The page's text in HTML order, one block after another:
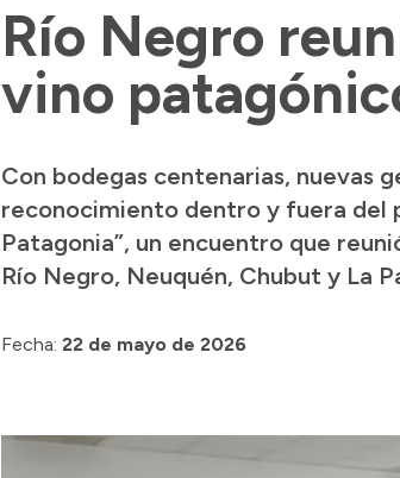
Río Negro
vino
Con bodegas centenarias, nuevas
reconocimiento dentro y fuera del
Patagonia”, un encuentro que
Río Negro, Neuquén, Chubut y La
Fecha: 22 de mayo de 2026